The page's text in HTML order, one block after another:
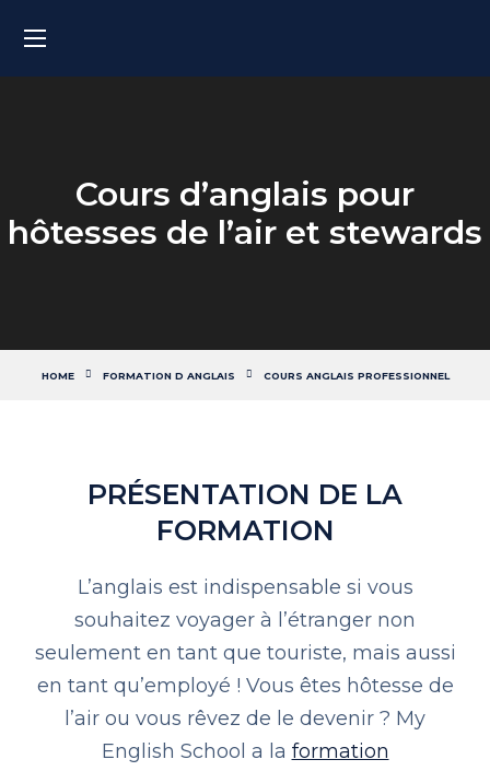
Cours d’anglais pour
hôtesses de l’air et stewards
HOME FORMATION D ANGLAIS COURS ANGLAIS PROFESSIONNEL
PRÉSENTATION DE LA
FORMATION
L’anglais est indispensable si vous
souhaitez voyager à l’étranger non
seulement en tant que touriste, mais aussi
en tant qu’employé ! Vous êtes hôtesse de
l’air ou vous rêvez de le devenir ? My
English School a la formation